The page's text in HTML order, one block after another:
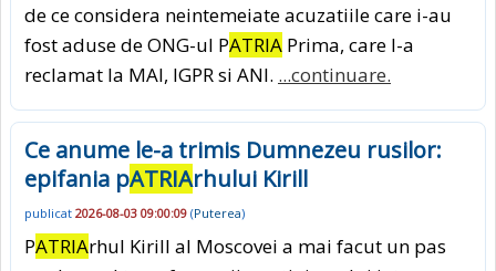
de ce considera neintemeiate acuzatiile care i-au
fost aduse de ONG-ul PATRIA Prima, care l-a
reclamat la MAI, IGPR si ANI. ...continuare.
Ce anume le-a trimis Dumnezeu rusilor:
epifania pATRIArhului Kirill
publicat 2026-08-03 09:00:09 (Puterea)
PATRIArhul Kirill al Moscovei a mai facut un pas